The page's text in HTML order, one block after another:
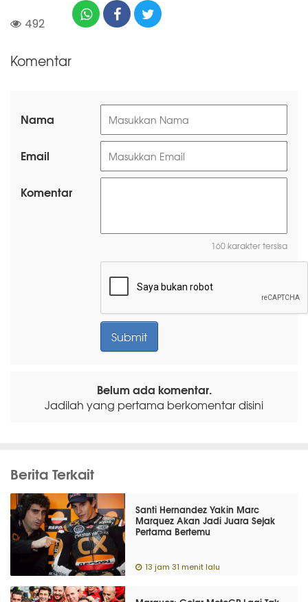
492
Komentar
Nama
Email
Komentar
160 karakter tersisa
Belum ada komentar.
Jadilah yang pertama berkomentar disini
Berita Terkait
Santi Hernandez Yakin Marc
Marquez Akan Jadi Juara Sejak
Pertama Bertemu
13 jam 31 menit lalu